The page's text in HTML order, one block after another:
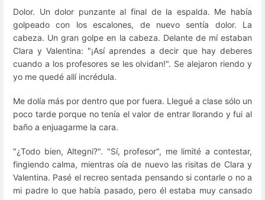
Dolor. Un dolor punzante al final de la espalda. Me había
golpeado con los escalones, de nuevo sentía dolor. La
cabeza. Un gran golpe en la cabeza. Delante de mí estaban
Clara y Valentina: "¡Así aprendes a decir que hay deberes
cuando a los profesores se les olvidan!". Se alejaron riendo y
yo me quedé allí incrédula.
Me dolía más por dentro que por fuera. Llegué a clase sólo un
poco tarde porque no tenía el valor de entrar llorando y fui al
baño a enjuagarme la cara.
"¿Todo bien, Altegni?". "Sí, profesor", me limité a contestar,
fingiendo calma, mientras oía de nuevo las risitas de Clara y
Valentina. Pasé el recreo sentada pensando si contarle o no a
mi padre lo que había pasado, pero él estaba muy cansado